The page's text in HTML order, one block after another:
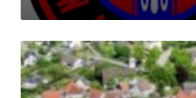
Read
More